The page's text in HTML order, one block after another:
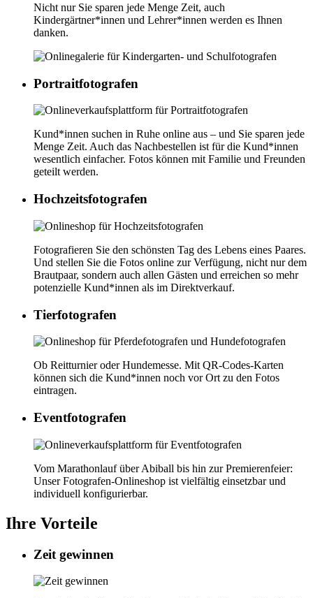
Nicht nur Sie sparen jede Menge Zeit, auch
Kindergärtner*innen und Lehrer*innen werden es Ihnen
danken.
Portrait­fotografen
Kund*innen suchen in Ruhe online aus – und Sie sparen jede
Menge Zeit. Auch das Nachbestellen ist für die Kund*innen
wesentlich einfacher. Fotos können mit Familie und Freunden
geteilt werden.
Hochzeits­fotografen
Fotografieren Sie den schönsten Tag des Lebens eines Paares.
Und stellen Sie die Fotos online zur Verfügung, nicht nur dem
Brautpaar, sondern auch allen Gästen und erreichen so mehr
potenzielle Kund*innen als im Direktverkauf.
Tier­fotografen
Ob Reitturnier oder Hundemesse. Mit QR-Codes-Karten
können sich die Kund*innen noch vor Ort zu den Fotos
eintragen.
Event­fotografen
Vom Marathonlauf über Abiball bis hin zur Premierenfeier:
Unser Fotografen-Onlineshop ist vielfältig einsetzbar und
individuell konfigurierbar.
Ihre Vorteile
Zeit gewinnen